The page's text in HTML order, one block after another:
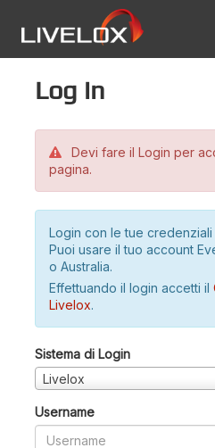
Log in
Devi fare il Login per
pagina.
Login con le tue
Puoi usare il tuo account
o Australia.
Effettuando il login accetti il
Livelox.
Sistema di Login
Livelox
Username